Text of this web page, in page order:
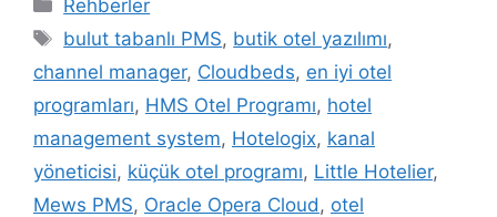
Rehberler
Etiketler
bulut tabanlı PMS, butik otel yazılımı,
channel manager, Cloudbeds, en iyi otel
programları, HMS Otel Programı, hotel
management system, Hotelogix, kanal
yöneticisi, küçük otel programı, Little Hotelier,
Mews PMS, Oracle Opera Cloud , otel